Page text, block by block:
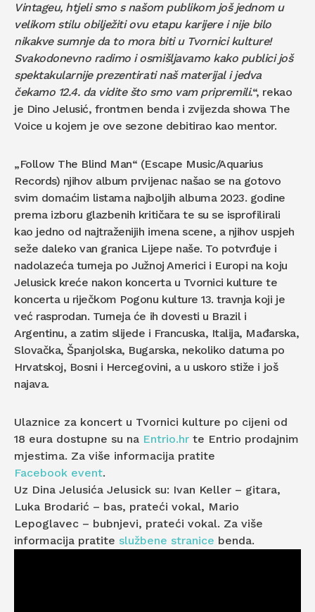
Vintageu, htjeli smo s našom publikom još jednom u
velikom stilu obilježiti ovu etapu karijere i nije bilo
nikakve sumnje da to mora biti u Tvornici kulture!
Svakodonevno radimo i osmišljavamo kako publici još
spektakularnije prezentirati naš materijal i jedva
čekamo 12.4. da vidite što smo vam pripremili.“, rekao
je Dino Jelusić, frontmen benda i zvijezda showa The
Voice u kojem je ove sezone debitirao kao mentor.
„Follow The Blind Man“ (Escape Music/Aquarius
Records) njihov album prvijenac našao se na gotovo
svim domaćim listama najboljih albuma 2023. godine
prema izboru glazbenih kritičara te su se isprofilirali
kao jedno od najtraženijih imena scene, a njihov uspjeh
seže daleko van granica Lijepe naše. To potvrđuje i
nadolazeća turneja po Južnoj Americi i Europi na koju
Jelusick kreće nakon koncerta u Tvornici kulture te
koncerta u riječkom Pogonu kulture 13. travnja koji je
već rasprodan. Turneja će ih dovesti u Brazil i
Argentinu, a zatim slijede i Francuska, Italija, Mađarska,
Slovačka, Španjolska, Bugarska, nekoliko datuma po
Hrvatskoj, Bosni i Hercegovini, a u uskoro stiže i još
najava.
Ulaznice za koncert u Tvornici kulture po cijeni od
18 eura dostupne su na Entrio.hr te Entrio prodajnim
mjestima. Za više informacija pratite
Facebook event.
Uz Dina Jelusića Jelusick su: Ivan Keller – gitara,
Luka Brodarić – bas, prateći vokal, Mario
Lepoglavec – bubnjevi, prateći vokal. Za više
informacija pratite službene stranice benda.